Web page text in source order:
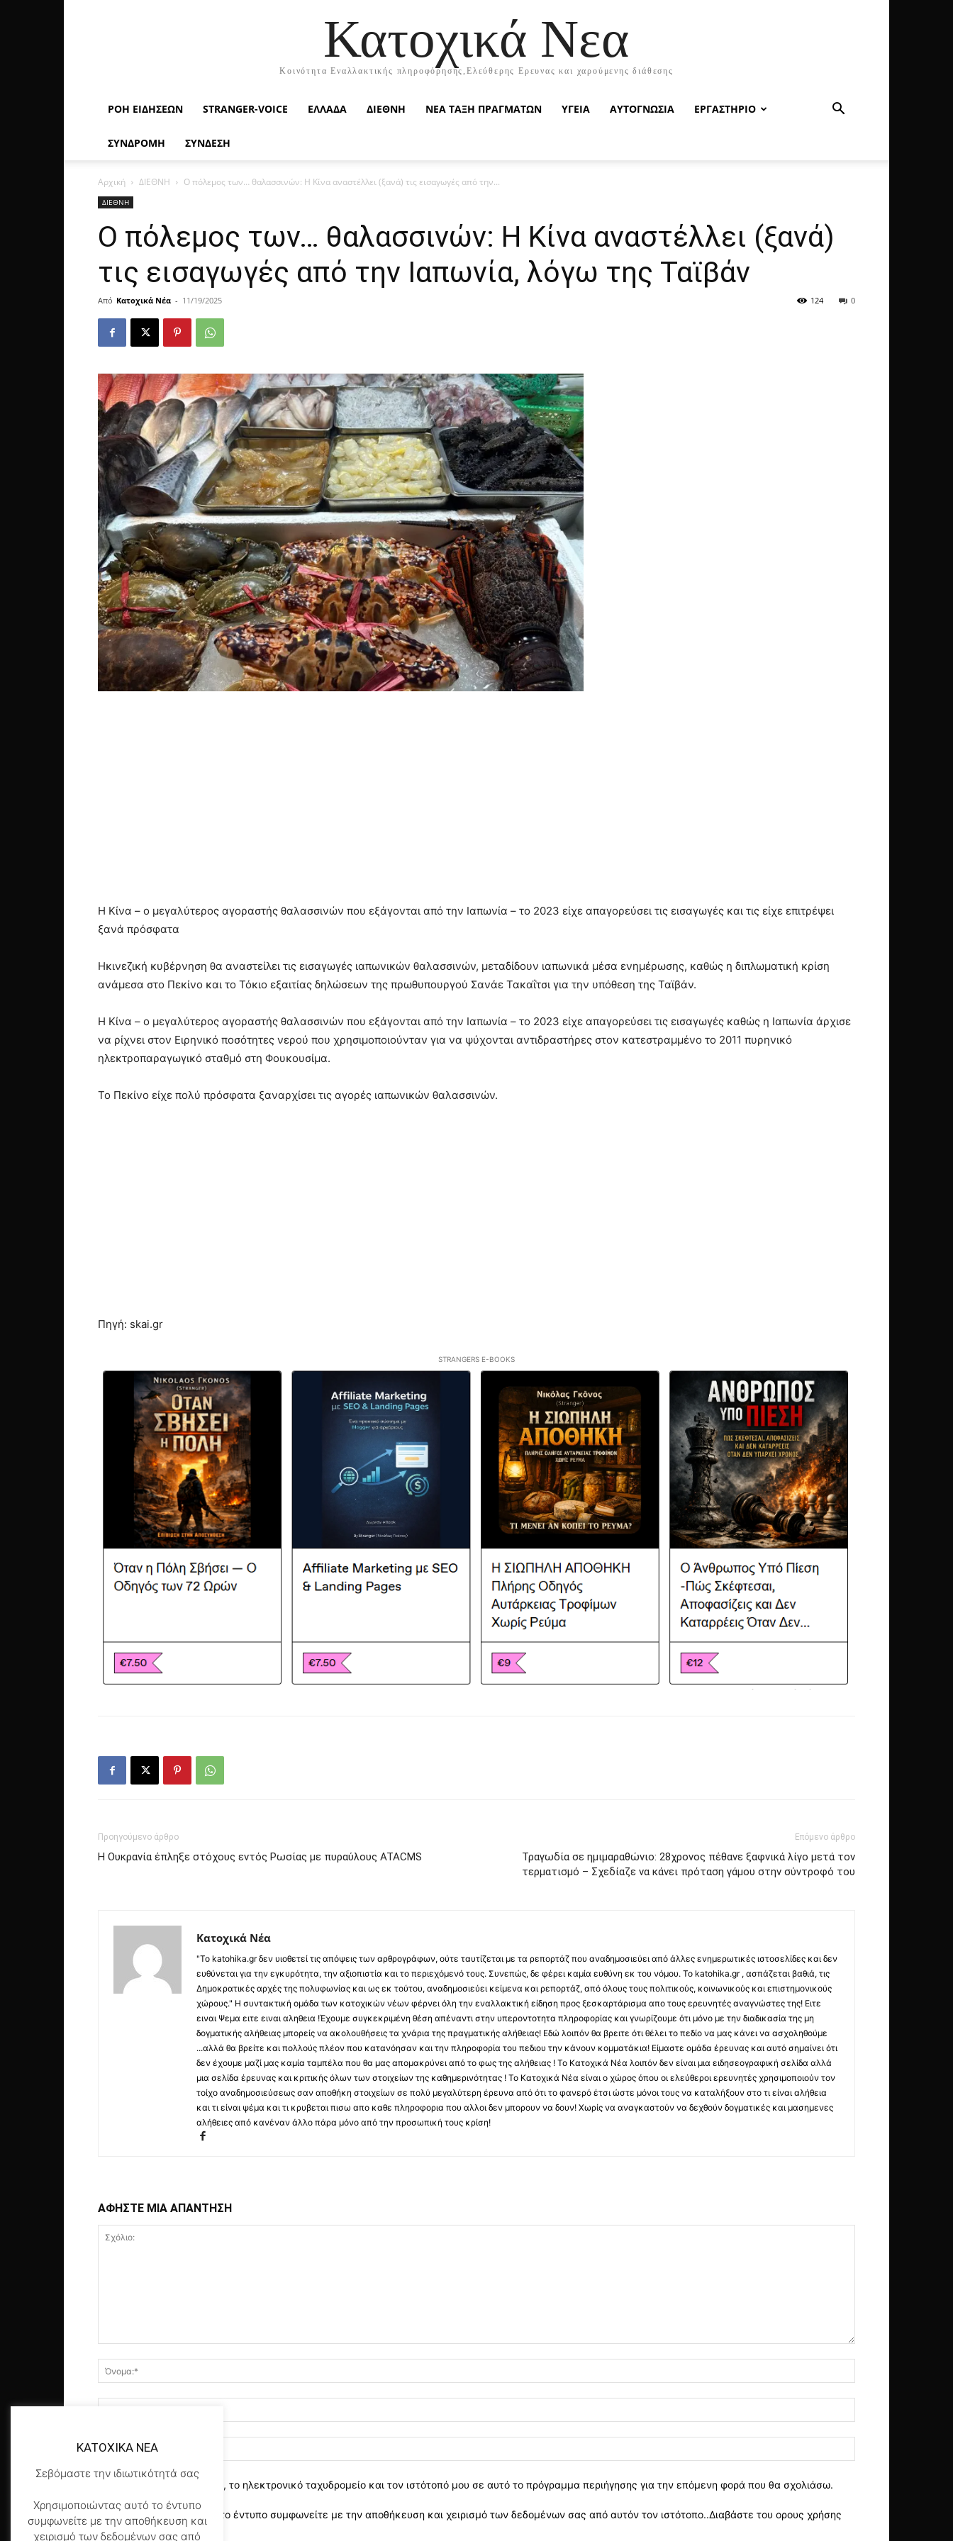
Κατοχικά Νεα
Κοινότητα Εναλλακτικής πληροφόρησης,Ελεύθερης Ερευνας και χαρούμενης διάθεσης
ΡΟΉ ΕΙΔΉΣΕΩΝ STRANGER-VOICE ΕΛΛΑΔΑ ΔΙΕΘΝΗ ΝΕΑ ΤΑΞΗ ΠΡΑΓΜΑΤΩΝ ΥΓΕΙΑ ΑΥΤΟΓΝΩΣΙΑ ΕΡΓΑΣΤΗΡΙΟ
ΣΥΝΔΡΟΜΗ ΣΥΝΔΕΣΗ
Αρχική ΔΙΕΘΝΗ Ο πόλεμος των… θαλασσινών: Η Κίνα αναστέλλει (ξανά) τις εισαγωγές από την...
ΔΙΕΘΝΗ
Ο πόλεμος των… θαλασσινών: Η Κίνα αναστέλλει (ξανά)
τις εισαγωγές από την Ιαπωνία, λόγω της Ταϊβάν
Από Κατοχικά Νέα - 11/19/2025 0
124
Η Κίνα – ο μεγαλύτερος αγοραστής θαλασσινών που εξάγονται από την Ιαπωνία – το 2023 είχε απαγορεύσει τις εισαγωγές και τις είχε επιτρέψει
ξανά πρόσφατα
Ηκινεζική κυβέρνηση θα αναστείλει τις εισαγωγές ιαπωνικών θαλασσινών, μεταδίδουν ιαπωνικά μέσα ενημέρωσης, καθώς η διπλωματική κρίση
ανάμεσα στο Πεκίνο και το Τόκιο εξαιτίας δηλώσεων της πρωθυπουργού Σανάε Τακαΐτσι για την υπόθεση της Ταϊβάν.
Η Κίνα – ο μεγαλύτερος αγοραστής θαλασσινών που εξάγονται από την Ιαπωνία – το 2023 είχε απαγορεύσει τις εισαγωγές καθώς η Ιαπωνία άρχισε
να ρίχνει στον Ειρηνικό ποσότητες νερού που χρησιμοποιούνταν για να ψύχονται αντιδραστήρες στον κατεστραμμένο το 2011 πυρηνικό
ηλεκτροπαραγωγικό σταθμό στη Φουκουσίμα.
Το Πεκίνο είχε πολύ πρόσφατα ξαναρχίσει τις αγορές ιαπωνικών θαλασσινών.
Πηγή: skai.gr
STRANGERS E-BOOKS
Προηγούμενο άρθρο
Η Ουκρανία έπληξε στόχους εντός Ρωσίας με πυραύλους ATACMS
Επόμενο άρθρο
Τραγωδία σε ημιμαραθώνιο: 28χρονος πέθανε ξαφνικά λίγο μετά τον
τερματισμό – Σχεδίαζε να κάνει πρόταση γάμου στην σύντροφό του
Κατοχικά Νέα
"Το katohika.gr δεν υιοθετεί τις απόψεις των αρθρογράφων, ούτε ταυτίζεται με τα ρεπορτάζ που αναδημοσιεύει από άλλες ενημερωτικές ιστοσελίδες και δεν
ευθύνεται για την εγκυρότητα, την αξιοπιστία και το περιεχόμενό τους. Συνεπώς, δε φέρει καμία ευθύνη εκ του νόμου. Το katohika.gr , ασπάζεται βαθιά, τις
Δημοκρατικές αρχές της πολυφωνίας και ως εκ τούτου, αναδημοσιεύει κείμενα και ρεπορτάζ, από όλους τους πολιτικούς, κοινωνικούς και επιστημονικούς
χώρους." Η συντακτική ομάδα των κατοχικών νέων φέρνει όλη την εναλλακτική είδηση προς ξεσκαρτάρισμα απο τους ερευνητές αναγνώστες της! Ειτε
ειναι Ψεμα ειτε ειναι αληθεια !Έχουμε συγκεκριμένη θέση απέναντι στην υπεροντοτητα πληροφορίας και γνωρίζουμε ότι μόνο με την διαδικασία της μη
δογματικής αλήθειας μπορείς να ακολουθήσεις τα χνάρια της πραγματικής αλήθειας! Εδώ λοιπόν θα βρειτε ότι θέλει το πεδίο να μας κάνει να ασχοληθούμε
...αλλά θα βρείτε και πολλούς πλέον που κατανόησαν και την πληροφορία του πεδιου την κάνουν κομματάκια! Είμαστε ομάδα έρευνας και αυτό σημαίνει ότι
δεν έχουμε μαζί μας καμία ταμπέλα που θα μας απομακρύνει από το φως της αλήθειας ! Το Κατοχικά Νέα λοιπόν δεν είναι μια ειδησεογραφική σελίδα αλλά
μια σελίδα έρευνας και κριτικής όλων των στοιχείων της καθημερινότητας ! Το Κατοχικά Νέα είναι ο χώρος όπου οι ελεύθεροι ερευνητές χρησιμοποιούν τον
τοίχο αναδημοσιεύσεως σαν αποθήκη στοιχείων σε πολύ μεγαλύτερη έρευνα από ότι το φανερό έτσι ώστε μόνοι τους να καταλήξουν στο τι είναι αλήθεια
και τι είναι ψέμα και τι κρυβεται πισω απο καθε πληροφορια που αλλοι δεν μπορουν να δουν! Χωρίς να αναγκαστούν να δεχθούν δογματικές και μασημενες
αλήθειες από κανέναν άλλο πάρα μόνο από την προσωπική τους κρίση!
ΑΦΗΣΤΕ ΜΙΑ ΑΠΑΝΤΗΣΗ
αποθηκεύστε το όνομα, το ηλεκτρονικό ταχυδρομείο και τον ιστότοπό μου σε αυτό το πρόγραμμα περιήγησης για την επόμενη φορά που θα σχολιάσω.
Χρησιμοποιώντας αυτό το έντυπο συμφωνείτε με την αποθήκευση και χειρισμό των δεδομένων σας από αυτόν τον ιστότοπο..Διαβάστε του ορους χρήσης
της σελίδας μας
KATOXIKA NEA
Σεβόμαστε την ιδιωτικότητά σας
Χρησιμοποιώντας αυτό το έντυπο
συμφωνείτε με την αποθήκευση και
χειρισμό των δεδομένων σας από